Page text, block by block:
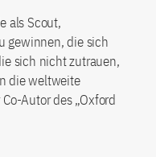
als Scout,
gewinnen, die sich
sich nicht zutrauen,
die weltweite
Autor des „Oxford